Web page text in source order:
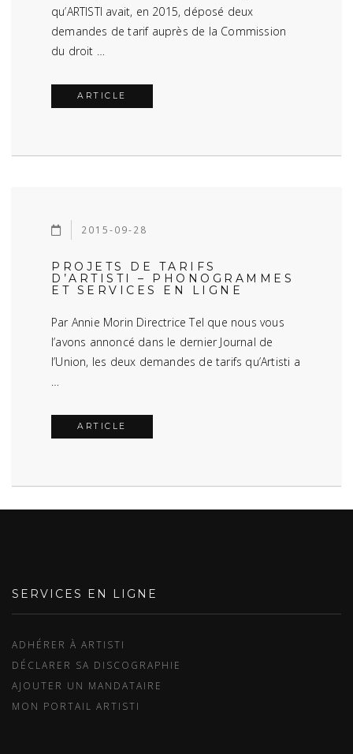
qu’ARTISTI avait, en 2015, déposé deux
demandes de tarif auprès de la Commission
du droit …
ARTICLE
2015-09-28
PROJETS DE TARIFS
D’ARTISTI – PHONOGRAMMES
ET SERVICES EN LIGNE
Par Annie Morin Directrice Tel que nous vous
l’avons annoncé dans le dernier Journal de
l’Union, les deux demandes de tarifs qu’Artisti a
ARTICLE
SERVICES EN LIGNE
ADHÉRER À ARTISTI
DÉCLARER SA DISCOGRAPHIE
AJOUTER UN MANDATAIRE
MON PORTAIL ARTISTI